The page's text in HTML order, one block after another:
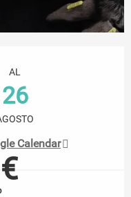
AL
26
Calendar